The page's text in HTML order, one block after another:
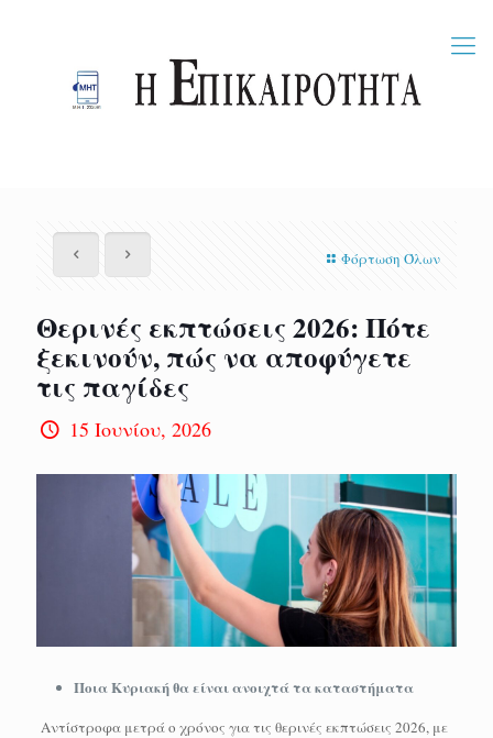
Φόρτωση Όλων
Θερινές εκπτώσεις 2026: Πότε
ξεκινούν, πώς να αποφύγετε
τις παγίδες
15 Ιουνίου, 2026
Ποια Κυριακή θα είναι ανοιχτά τα καταστήματα
Αντίστροφα μετρά ο χρόνος για τις θερινές εκπτώσεις 2026, με